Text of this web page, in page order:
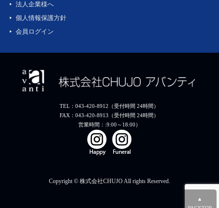
▲
法人企業様へ
個人情報保護方針
会員ログイン
TEL：043-420-8912（受付時間 24時間）
FAX：043-420-8913（受付時間 24時間）
営業時間：:9:00～18:00）
Copyright © 株式会社CHUJO All rights Reserved.